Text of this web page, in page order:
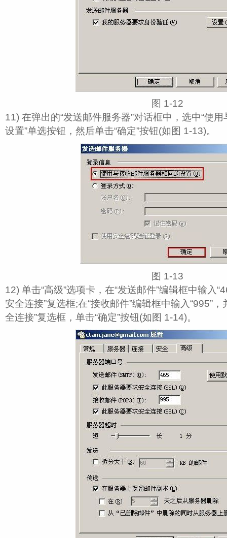
图 1‑12
11) 在弹出的“发送邮件服务器”对话框中，选中“使
设置”单选按钮，然后单击“确定”按钮(如图 1‑13)。
图 1‑13
12) 单击“高级”选项卡，在“发送邮件”编辑框中输入
安全连接”复选框;在“接收邮件”编辑框中输入“995”
全连接”复选框，单击“确定”按钮(如图 1‑14)。